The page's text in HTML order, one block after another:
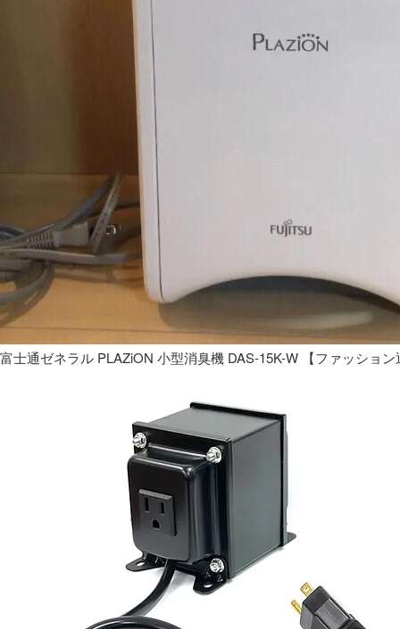
富士通ゼネラル PLAZiON 小型消臭機 DAS-15K-W 【ファッション